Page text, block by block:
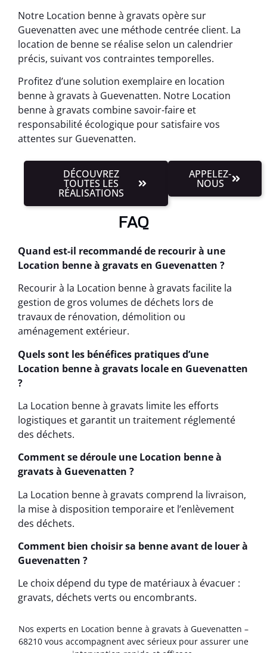
Notre Location benne à gravats opère sur
Guevenatten avec une méthode centrée client. La
location de benne se réalise selon un calendrier
précis, suivant vos contraintes temporelles.
Profitez d’une solution exemplaire en location
benne à gravats à Guevenatten. Notre Location
benne à gravats combine savoir-faire et
responsabilité écologique pour satisfaire vos
attentes sur Guevenatten.
DÉCOUVREZ
TOUTES LES
RÉALISATIONS
APPELEZ-
NOUS
FAQ
Quand est-il recommandé de recourir à une
Location benne à gravats en Guevenatten ?
Recourir à la Location benne à gravats facilite la
gestion de gros volumes de déchets lors de
travaux de rénovation, démolition ou
aménagement extérieur.
Quels sont les bénéfices pratiques d’une
Location benne à gravats locale en Guevenatten
?
La Location benne à gravats limite les efforts
logistiques et garantit un traitement réglementé
des déchets.
Comment se déroule une Location benne à
gravats à Guevenatten ?
La Location benne à gravats comprend la livraison,
la mise à disposition temporaire et l’enlèvement
des déchets.
Comment bien choisir sa benne avant de louer à
Guevenatten ?
Le choix dépend du type de matériaux à évacuer :
gravats, déchets verts ou encombrants.
Nos experts en Location benne à gravats à Guevenatten –
68210 vous accompagnent avec sérieux pour assurer une